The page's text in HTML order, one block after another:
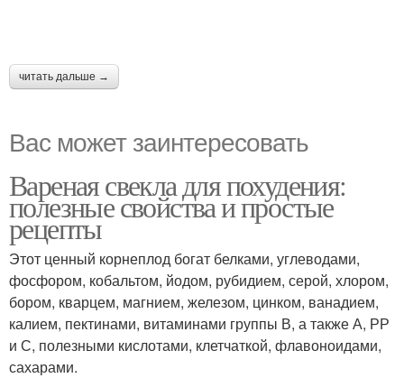
читать дальше →
Вас может заинтересовать
Вареная свекла для похудения:
полезные свойства и простые
рецепты
Этот ценный корнеплод богат белками, углеводами,
фосфором, кобальтом, йодом, рубидием, серой, хлором,
бором, кварцем, магнием, железом, цинком, ванадием,
калием, пектинами, витаминами группы В, а также А, РР
и С, полезными кислотами, клетчаткой, флавоноидами,
сахарами.